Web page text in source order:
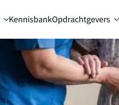
KennisbankOpdrachtgevers